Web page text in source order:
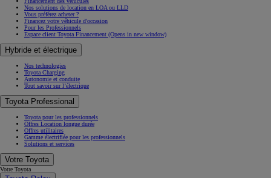
Nos solutions de location en LOA ou LLD
Vous préférez acheter ?
Financez votre véhicule d'occasion
Pour les Professionnels
Espace client Toyota Financement (Opens in new window)
Hybride et électrique
Nos technologies
Toyota Charging
Autonomie et conduite
Tout savoir sur l’électrique
Toyota Professional
Toyota pour les professionnels
Offres Location longue durée
Offres utilitaires
Gamme électrifiée pour les professionnels
Solutions et services
Votre Toyota
Votre Toyota